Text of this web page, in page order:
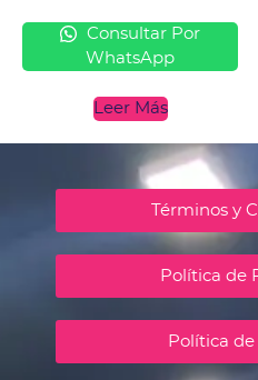
Consultar Por
WhatsApp
Leer Más
Términos y
Política de
Política